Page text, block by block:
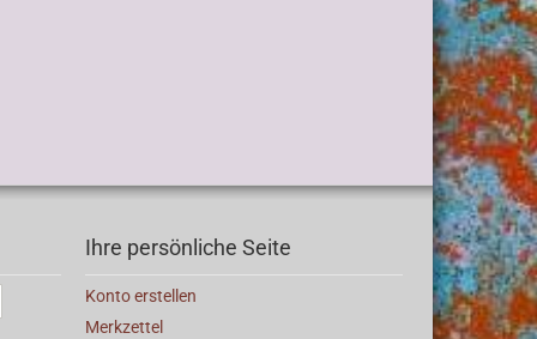
Ihre persönliche Seite
Konto erstellen
Merkzettel